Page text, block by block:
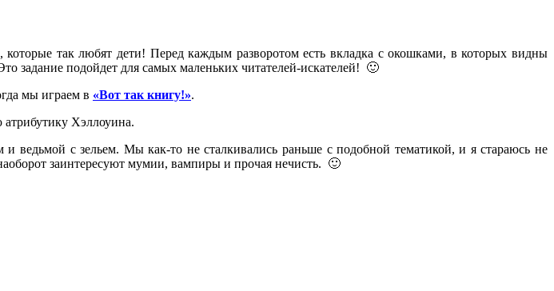
так любят дети! Перед каждым разворотом есть вкладка с окошками, в которых видны
задание подойдет для самых маленьких читателей-искателей! 🙂
мы играем в «Вот так книгу!».
Хэллоуина.
с зельем. Мы как-то не сталкивались раньше с подобной тематикой, и я стараюсь не
заинтересуют мумии, вампиры и прочая нечисть. 🙂